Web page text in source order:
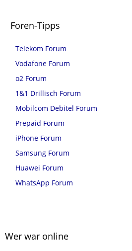
Foren-Tipps
Telekom Forum
Vodafone Forum
o2 Forum
1&1 Drillisch Forum
Mobilcom Debitel Forum
Prepaid Forum
iPhone Forum
Samsung Forum
Huawei Forum
WhatsApp Forum
Wer war online